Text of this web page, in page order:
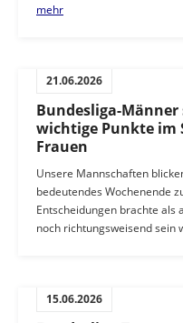
mehr
21.06.2026
Bundesliga-
wichtige Punkte im
Frauen
Unsere Mannschaften
bedeutendes Wochenende
Entscheidungen brachte als
noch richtungsweisend sein
15.06.2026